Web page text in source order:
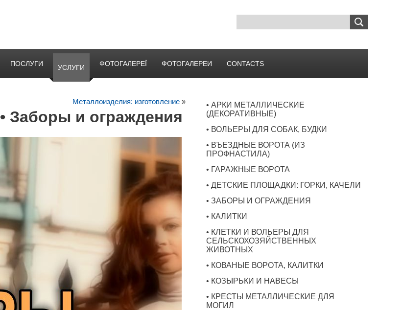
ПОСЛУГИ УСЛУГИ ФОТОГАЛЕРЕЇ ФОТОГАЛЕРЕИ CONTACTS
Металлоизделия: изготовление »
• Заборы и ограждения
• АРКИ МЕТАЛЛИЧЕСКИЕ
(ДЕКОРАТИВНЫЕ)
• ВОЛЬЕРЫ ДЛЯ СОБАК, БУДКИ
• ВЪЕЗДНЫЕ ВОРОТА (ИЗ
ПРОФНАСТИЛА)
• ГАРАЖНЫЕ ВОРОТА
• ДЕТСКИЕ ПЛОЩАДКИ: ГОРКИ, КАЧЕЛИ
• ЗАБОРЫ И ОГРАЖДЕНИЯ
• КАЛИТКИ
• КЛЕТКИ И ВОЛЬЕРЫ ДЛЯ
СЕЛЬСКОХОЗЯЙСТВЕННЫХ
ЖИВОТНЫХ
• КОВАНЫЕ ВОРОТА, КАЛИТКИ
• КОЗЫРЬКИ И НАВЕСЫ
• КРЕСТЫ МЕТАЛЛИЧЕСКИЕ ДЛЯ
МОГИЛ